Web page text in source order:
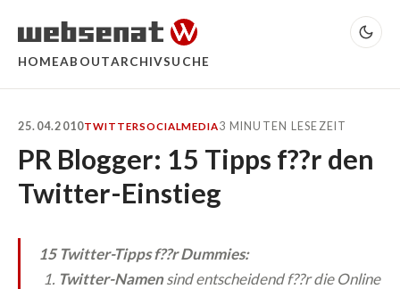
HOMEABOUTARCHIVSUCHE
25.04.2010TWITTERSOCIALMEDIA3 MINUTEN LESEZEIT
PR Blogger: 15 Tipps f??r den
Twitter-Einstieg
15 Twitter-Tipps f??r Dummies:
Twitter-Namensind entscheidend f??r die Online